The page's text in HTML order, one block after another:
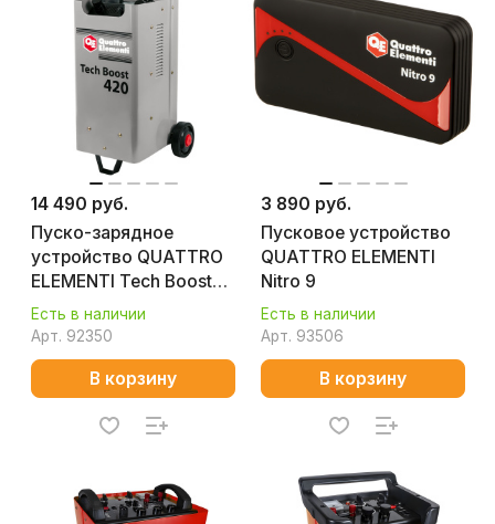
14 490 руб.
Пуско-зарядное
устройство QUATTRO
ELEMENTI Tech Boost
420
Есть в наличии
Арт. 92350
В корзину
3 890 руб.
Пусковое устройство
QUATTRO ELEMENTI
Nitro 9
Есть в наличии
Арт. 93506
В корзину